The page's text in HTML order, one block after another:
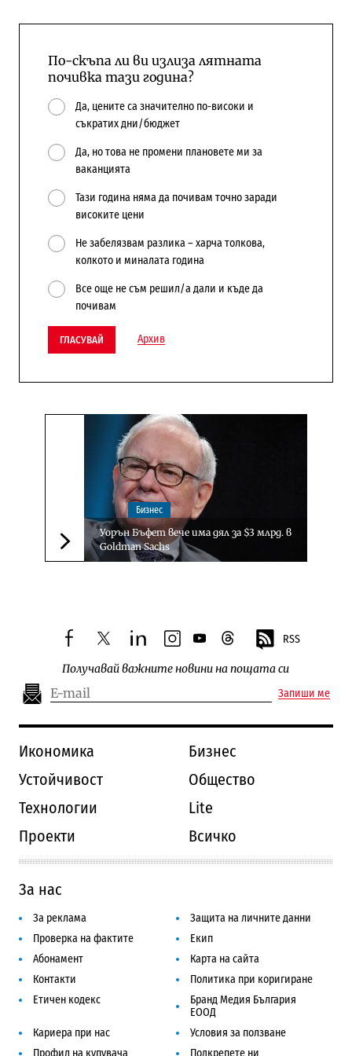
По-скъпа ли ви излиза лятната
почивка тази година?
Да, цените са значително по-високи и
съкратих дни/бюджет
Да, но това не промени плановете ми за
ваканцията
Тази година няма да почивам точно заради
високите цени
Не забелязвам разлика – харча толкова,
колкото и миналата година
Все още не съм решил/а дали и къде да
почивам
ГЛАСУВАЙ Архив
Следваща новина
Бизнес
Уорън Бъфет вече има дял за $3 млрд. в
Goldman Sachs
facebooktwitterlinkedininstagram
youtubethreads RSS
Получавай важните новини на пощата си
Запиши ме
Икономика
Бизнес
Устойчивост
Общество
Технологии
Lite
Проекти
Всичко
За нас
За реклама
Защита на личните данни
Проверка на фактите
Екип
Абонамент
Карта на сайта
Контакти
Политика при коригиране
Етичен кодекс
Бранд Медия България
ЕООД
Кариера при нас
Условия за ползване